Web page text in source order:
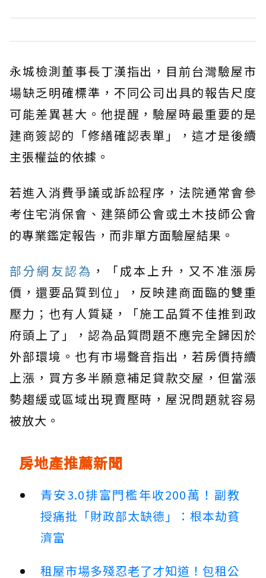
永城檢測董事長丁漢指出，目前台灣驗屋市
場缺乏明確標準，不同公司出具的報告尺度
可能差異甚大。他提醒，驗屋時最重要的是
建商簽認的「修繕確認表單」，這才是後續
主張權益的依據。
若進入消費爭議或訴訟程序，法院通常會參
考住宅消保會、建築師公會或土木技師公會
的專業鑑定報告，而非單方面驗屋結果。
部分網友認為 ，「成本上升，又不准漲房
價，還要品質到位」，反映建商面臨的雙重
壓力；也有人質疑，「施工品質不佳推到政
府頭上了」，認為品質問題不應完全歸因於
外部環境。也有市場聲音指出，若房價持續
上漲，買方多半願意補足貸款交屋，但當漲
勢趨緩或區域出現賣壓時，屋況問題就容易
被放大。
房地產推薦新聞
青安3.0排富門檻年收200萬！副教
授痛批「財政部太缺德」：根本劫貧
濟富
租屋市場多殘忍老了才知道！包租公